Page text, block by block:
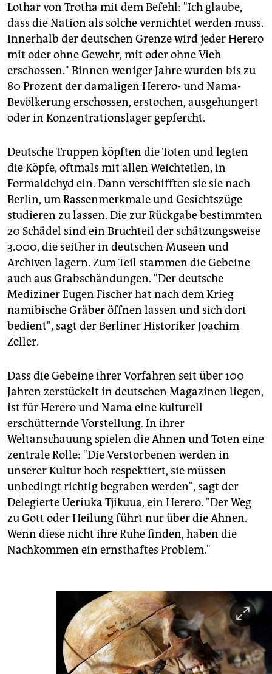
Lothar von Trotha mit dem Befehl: "Ich glaube,
dass die Nation als solche vernichtet werden muss.
Innerhalb der deutschen Grenze wird jeder Herero
mit oder ohne Gewehr, mit oder ohne Vieh
erschossen." Binnen weniger Jahre wurden bis zu
80 Prozent der damaligen Herero- und Nama-
Bevölkerung erschossen, erstochen, ausgehungert
oder in Konzentrationslager gepfercht.
Deutsche Truppen köpften die Toten und legten
die Köpfe, oftmals mit allen Weichteilen, in
Formaldehyd ein. Dann verschifften sie sie nach
Berlin, um Rassenmerkmale und Gesichtszüge
studieren zu lassen. Die zur Rückgabe bestimmten
20 Schädel sind ein Bruchteil der schätzungsweise
3.000, die seither in deutschen Museen und
Archiven lagern. Zum Teil stammen die Gebeine
auch aus Grabschändungen. "Der deutsche
Mediziner Eugen Fischer hat nach dem Krieg
namibische Gräber öffnen lassen und sich dort
bedient", sagt der Berliner Historiker Joachim
Zeller.
Dass die Gebeine ihrer Vorfahren seit über 100
Jahren zerstückelt in deutschen Magazinen liegen,
ist für Herero und Nama eine kulturell
erschütternde Vorstellung. In ihrer
Weltanschauung spielen die Ahnen und Toten eine
zentrale Rolle: "Die Verstorbenen werden in
unserer Kultur hoch respektiert, sie müssen
unbedingt richtig begraben werden", sagt der
Delegierte Ueriuka Tjikuua, ein Herero. "Der Weg
zu Gott oder Heilung führt nur über die Ahnen.
Wenn diese nicht ihre Ruhe finden, haben die
Nachkommen ein ernsthaftes Problem."